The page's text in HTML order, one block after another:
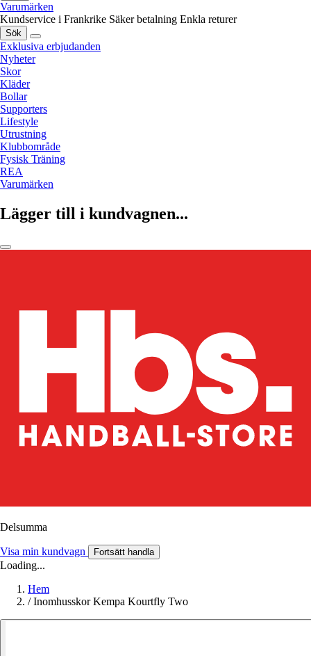
Varumärken
Kundservice i Frankrike Säker betalning Enkla returer
Sök
Exklusiva erbjudanden
Nyheter
Skor
Kläder
Bollar
Supporters
Lifestyle
Utrustning
Klubbområde
Fysisk Träning
REA
Varumärken
Lägger till i kundvagnen...
Delsumma
Visa min kundvagn Fortsätt handla
Loading...
Hem
/ Inomhusskor Kempa Kourtfly Two